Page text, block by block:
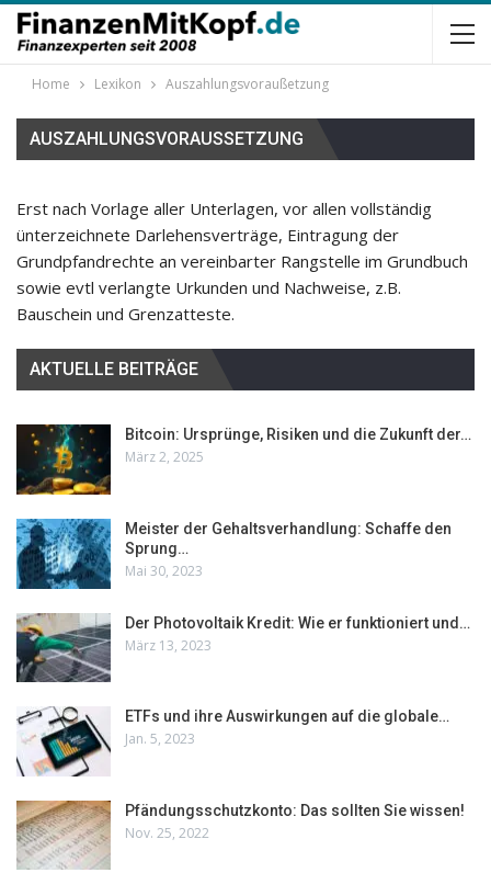
Home Lexikon Auszahlungsvoraußetzung
AUSZAHLUNGSVORAUSSETZUNG
Erst nach Vorlage aller Unterlagen, vor allen vollständig
ünterzeichnete Darlehensverträge, Eintragung der
Grundpfandrechte an vereinbarter Rangstelle im Grundbuch
sowie evtl verlangte Urkunden und Nachweise, z.B.
Bauschein und Grenzatteste.
AKTUELLE BEITRÄGE
Bitcoin: Ursprünge, Risiken und die Zukunft der…
März 2, 2025
Meister der Gehaltsverhandlung: Schaffe den
Sprung…
Mai 30, 2023
Der Photovoltaik Kredit: Wie er funktioniert und…
März 13, 2023
ETFs und ihre Auswirkungen auf die globale…
Jan. 5, 2023
Pfändungsschutzkonto: Das sollten Sie wissen!
Nov. 25, 2022